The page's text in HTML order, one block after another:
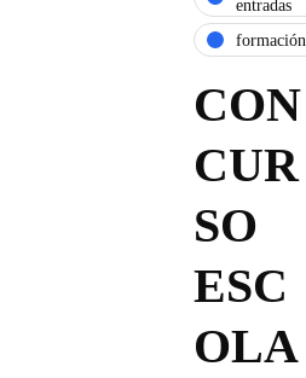
entradas
formación
CON
CUR
SO
ESC
OLA